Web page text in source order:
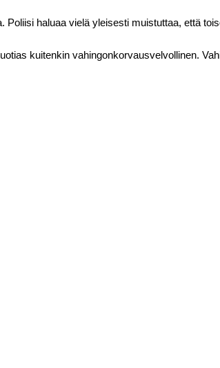
haluaa vielä yleisesti muistuttaa, että
kuitenkin vahingonkorvausvelvollinen.